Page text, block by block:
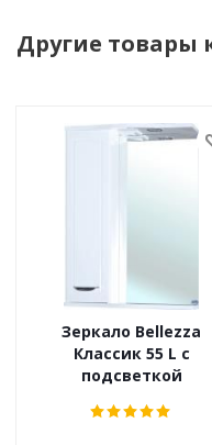
Другие товары
Зеркало Bellezza
Классик 55 L с
подсветкой